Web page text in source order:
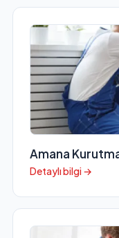
Amana
Detaylı bilgi →